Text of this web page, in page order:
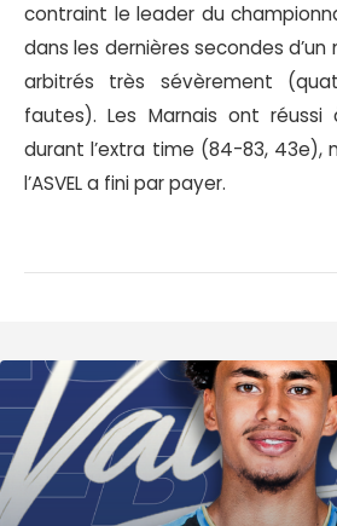
contraint le leader du
dans les dernières secondes
arbitrés très sévèrement
fautes). Les Marnais ont
durant l’extra time (84-83, 43e),
l’ASVEL a fini par payer.